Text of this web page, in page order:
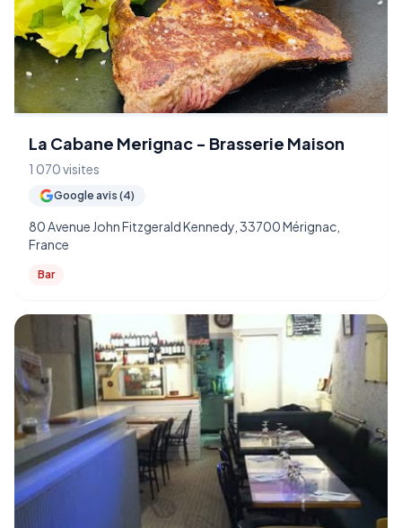
La Cabane Merignac - Brasserie Maison
1 070 visites
Google avis (4)
80 Avenue John Fitzgerald Kennedy, 33700 Mérignac,
France
Bar